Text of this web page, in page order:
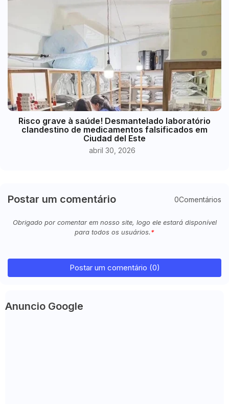
Risco grave à saúde! Desmantelado laboratório
clandestino de medicamentos falsificados em
Ciudad del Este
abril 30, 2026
Postar um comentário 0Comentários
Obrigado por comentar em nosso site, logo ele estará disponível
para todos os usuários.
Postar um comentário (0)
Anuncio Google